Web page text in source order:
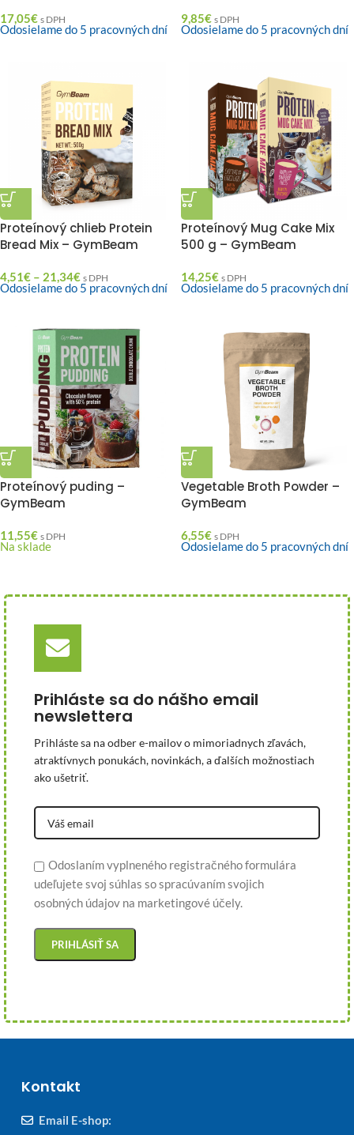
17,05€ s DPH
Odosielame do 5 pracovných dní
9,85€ s DPH
Odosielame do 5 pracovných dní
Proteínový chlieb Protein
Bread Mix – GymBeam
4,51€ – 21,34€ s DPH
Odosielame do 5 pracovných dní
Proteínový Mug Cake Mix
500 g – GymBeam
14,25€ s DPH
Odosielame do 5 pracovných dní
Proteínový puding –
GymBeam
11,55€ s DPH
Na sklade
Vegetable Broth Powder –
GymBeam
6,55€ s DPH
Odosielame do 5 pracovných dní
Prihláste sa do nášho email
newslettera
Prihláste sa na odber e-mailov o mimoriadnych zľavách,
atraktívnych ponukách, novinkách, a ďalších možnostiach
ako ušetriť.
Odoslaním vyplneného registračného formulára
udeľujete svoj súhlas so spracúvaním svojich
osobných údajov na marketingové účely.
Kontakt
Email E-shop: